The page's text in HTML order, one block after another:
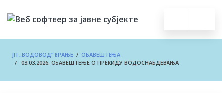
ЈП „ВОДОВОД“ ВРАЊЕ / ОБАВЕШТЕЊА
/ 03.03.2026. ОБАВЕШТЕЊЕ О ПРЕКИДУ ВОДОСНАБДЕВАЊА